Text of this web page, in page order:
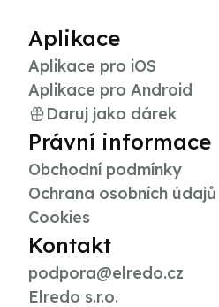
Aplikace
Aplikace pro iOS
Aplikace pro Android
Daruj jako dárek
Právní informace
Obchodní podmínky
Ochrana osobních údajů
Cookies
Kontakt
podpora@elredo.cz
Elredo s.r.o.